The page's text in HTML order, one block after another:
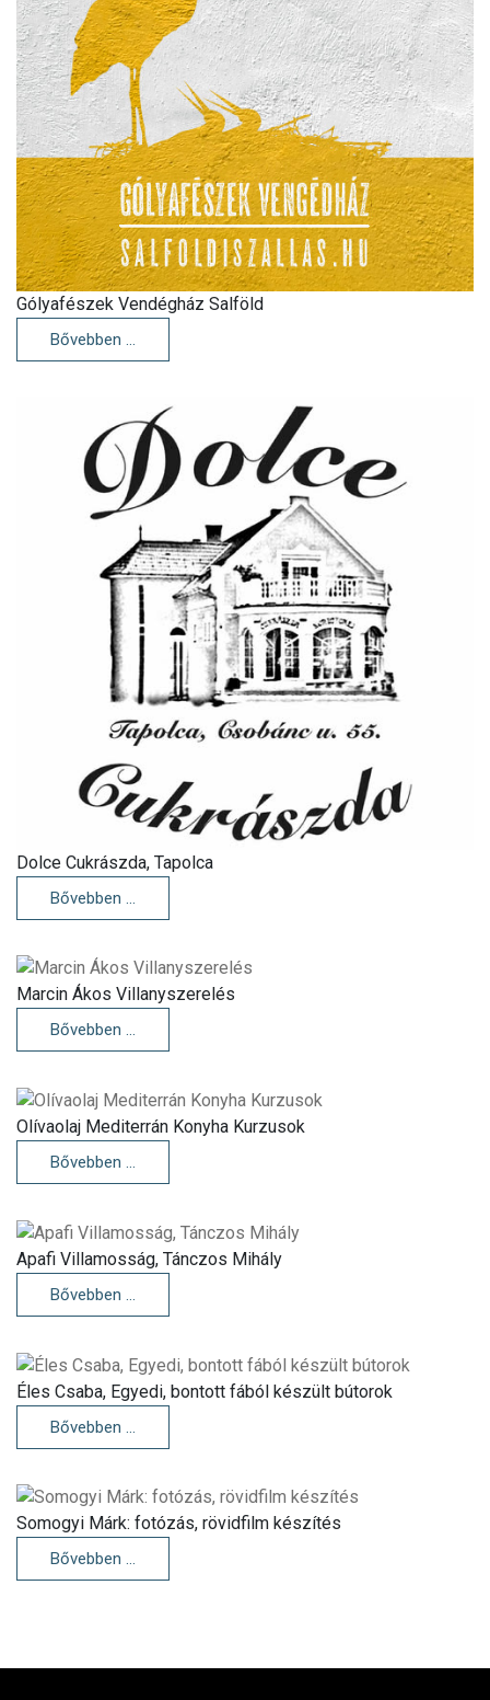
Gólyafészek Vendégház Salföld
Bővebben …
Dolce Cukrászda, Tapolca
Bővebben …
Marcin Ákos Villanyszerelés
Bővebben …
Olívaolaj Mediterrán Konyha Kurzusok
Bővebben …
Apafi Villamosság, Tánczos Mihály
Bővebben …
Éles Csaba, Egyedi, bontott fából készült bútorok
Bővebben …
Somogyi Márk: fotózás, rövidfilm készítés
Bővebben …